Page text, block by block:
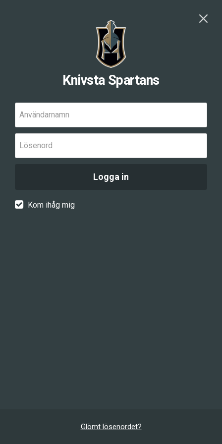
Knivsta Spartans
Användarnamn
Lösenord
Logga in
Kom ihåg mig
Glömt lösenordet?